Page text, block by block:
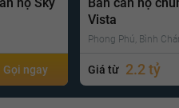
hộ Sky
Gọi ngay
Bán căn hộ
Vista
Phong Phú, Bình
Giá từ 2.2 tỷ